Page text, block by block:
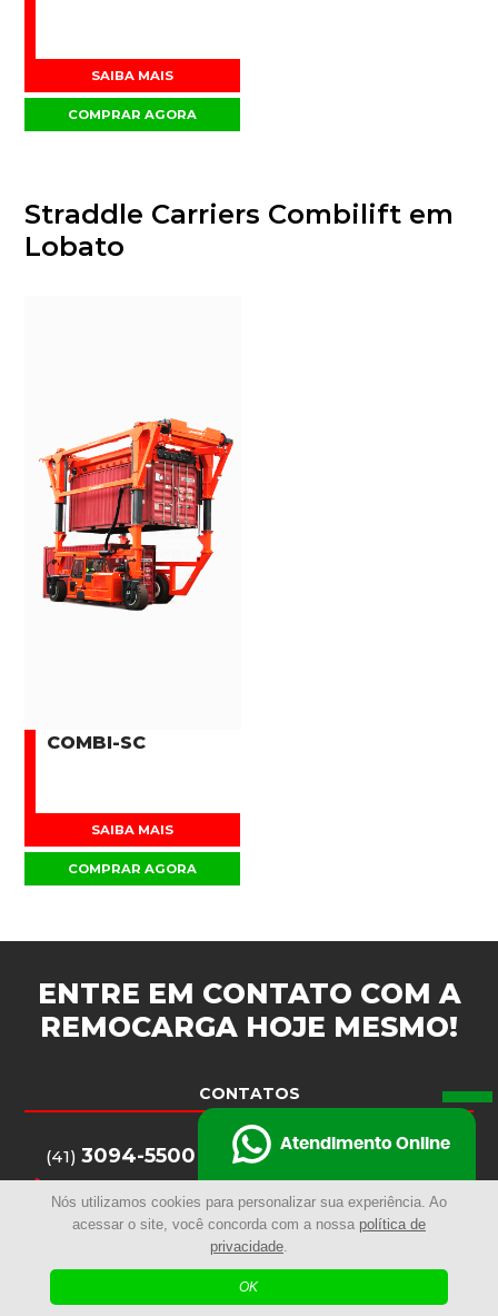
Nós utilizamos cookies para personalizar sua experiência. Ao
acessar o site, você concorda com a nossa política de
privacidade.
OK
SAIBA MAIS
COMPRAR AGORA
Straddle Carriers Combilift em
Lobato
COMBI-SC
SAIBA MAIS
COMPRAR AGORA
ENTRE EM CONTATO COM A
REMOCARGA HOJE MESMO!
CONTATOS
(41)3094-5500
3284-3238
(41)3094-5516
remocarga@remocarga.com.br
Atendimento Online